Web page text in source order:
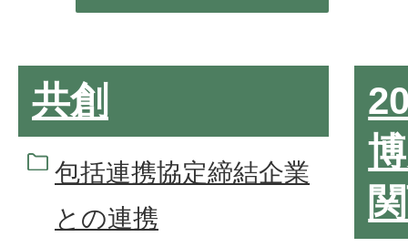
共創
包括連携協定締結企業
との連携